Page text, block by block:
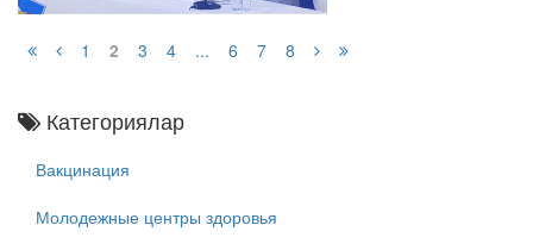
1 2 3 4 ... 6 7 8
Категориялар
Вакцинация
Молодежные центры здоровья